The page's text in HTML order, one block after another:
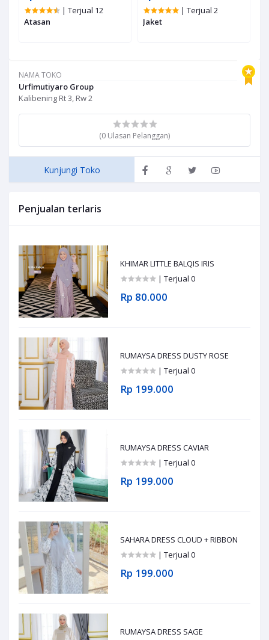
NAMA TOKO
Urfimutiyaro Group
Kalibening Rt 3, Rw 2
(0 Ulasan Pelanggan)
Kunjungi Toko
Penjualan terlaris
KHIMAR LITTLE BALQIS IRIS
| Terjual 0
Rp 80.000
RUMAYSA DRESS DUSTY ROSE
| Terjual 0
Rp 199.000
RUMAYSA DRESS CAVIAR
| Terjual 0
Rp 199.000
SAHARA DRESS CLOUD + RIBBON
| Terjual 0
Rp 199.000
RUMAYSA DRESS SAGE
| Terjual 12
Atasan
| Terjual 2
Jaket